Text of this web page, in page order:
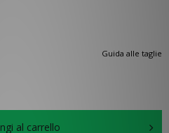
Guida alle taglie
al carrello